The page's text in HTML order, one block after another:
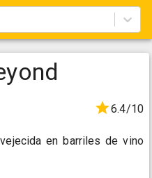
6.4/10
en barriles de vino